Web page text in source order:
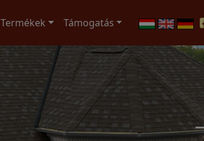
Termékek Támogatás